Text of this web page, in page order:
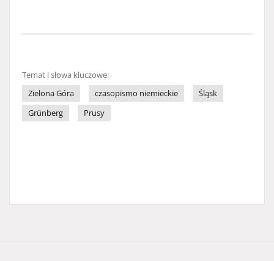
Temat i słowa kluczowe:
Zielona Góra
czasopismo niemieckie
Śląsk
Grünberg
Prusy